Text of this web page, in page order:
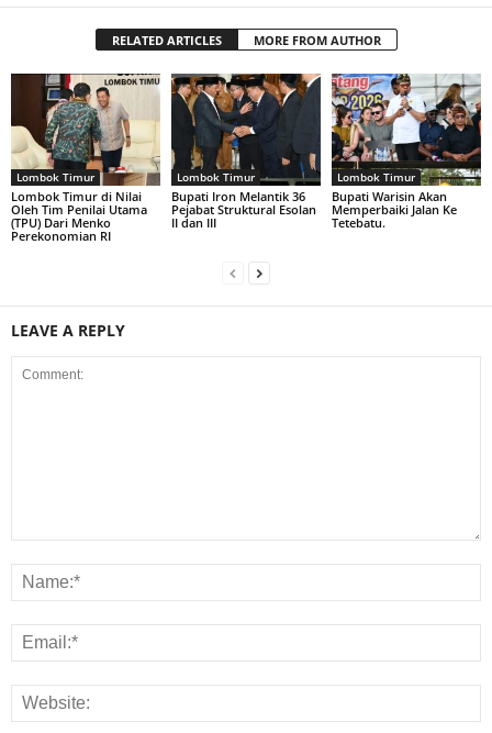
RELATED ARTICLES MORE FROM AUTHOR
Lombok Timur
Lombok Timur di Nilai
Oleh Tim Penilai Utama
(TPU) Dari Menko
Perekonomian RI
Lombok Timur
Bupati Iron Melantik 36
Pejabat Struktural Esolan
II dan III
Lombok Timur
Bupati Warisin Akan
Memperbaiki Jalan Ke
Tetebatu.
LEAVE A REPLY